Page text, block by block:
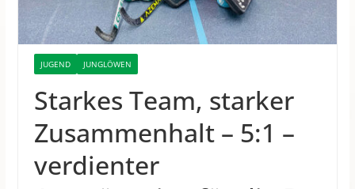
JUGEND JUNGLÖWEN
Starkes Team, starker
Zusammenhalt – 5:1 –
verdienter